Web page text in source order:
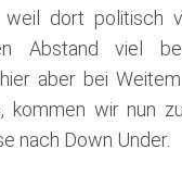
weil dort politisch
Abstand viel
aber bei
kommen wir nun
nach Down Under.